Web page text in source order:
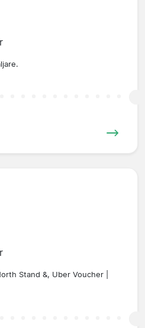
Stand &, Uber Voucher |